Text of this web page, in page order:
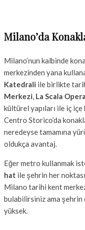
Milano’da
Milano’nun kalbinde
merkezinden yana
Katedrali ile birlikte
Merkezi, La Scala
kültürel yapıları ile iç
Centro Storico’da
neredeyse tamamına
oldukça avantaj.
Eğer metro kullanmak
hat ile şehrin her
Milano tarihi kent
bulabilirsiniz ama
yüksek.